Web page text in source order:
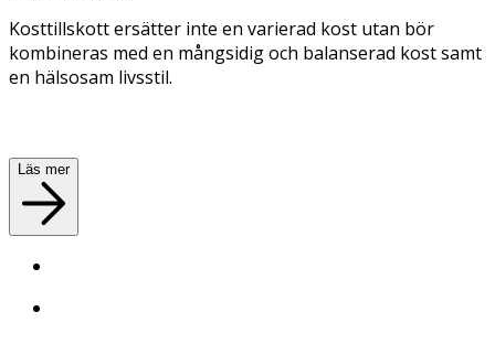
Kosttillskott ersätter inte en varierad kost utan bör
kombineras med en mångsidig och balanserad kost samt
en hälsosam livsstil.
Läs mer